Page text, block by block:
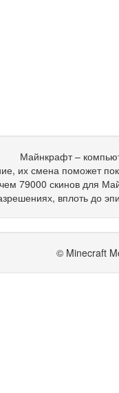
Майнкрафт –
их смена поможет
79000 скинов для
вплоть до
© Minecraft